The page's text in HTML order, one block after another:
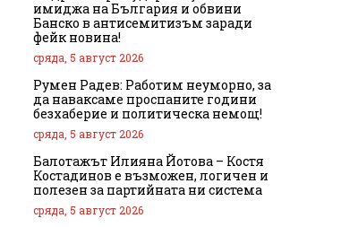
имиджа на България и обвини
Банско в антисемитизъм заради
фейк новина!
сряда, 5 август 2026
Румен Радев: Работим неуморно, за
да наваксаме проспаните години
безхаберие и политическа немощ!
сряда, 5 август 2026
Балотажът Илияна Йотова – Костя
Костадинов е възможен, логичен и
полезен за партийната ни система
сряда, 5 август 2026